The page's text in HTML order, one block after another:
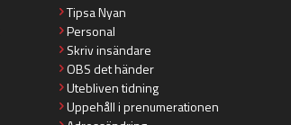
Tipsa Nyan
Personal
Skriv insändare
OBS det händer
Utebliven tidning
Uppehåll i prenumerationen